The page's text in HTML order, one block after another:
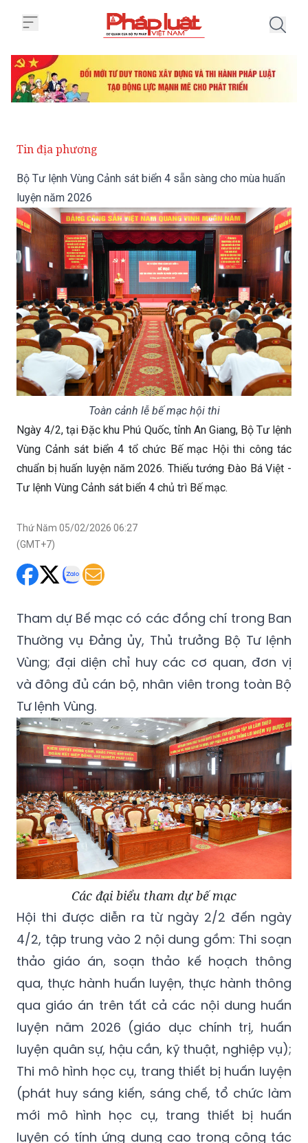
Tin địa phương
Bộ Tư lệnh Vùng Cảnh sát biển 4 sẵn sàng cho mùa huấn
luyện năm 2026
Toàn cảnh lễ bế mạc hội thi
Ngày 4/2, tại Đặc khu Phú Quốc, tỉnh An Giang, Bộ Tư lệnh
Vùng Cảnh sát biển 4 tổ chức Bế mạc Hội thi công tác
chuẩn bị huấn luyện năm 2026. Thiếu tướng Đào Bá Việt -
Tư lệnh Vùng Cảnh sát biển 4 chủ trì Bế mạc.
Thứ Năm 05/02/2026 06:27
(GMT+7)
Tham dự Bế mạc có các đồng chí trong Ban
Thường vụ Đảng ủy, Thủ trưởng Bộ Tư lệnh
Vùng; đại diện chỉ huy các cơ quan, đơn vị
và đông đủ cán bộ, nhân viên trong toàn Bộ
Tư lệnh Vùng.
Các đại biểu tham dự bế mạc
Hội thi được diễn ra từ ngày 2/2 đến ngày
4/2, tập trung vào 2 nội dung gồm: Thi soạn
thảo giáo án, soạn thảo kế hoạch thông
qua, thực hành huấn luyện, thực hành thông
qua giáo án trên tất cả các nội dung huấn
luyện năm 2026 (giáo dục chính trị, huấn
luyện quân sự, hậu cần, kỹ thuật, nghiệp vụ);
Thi mô hình học cụ, trang thiết bị huấn luyện
(phát huy sáng kiến, sáng chế, tổ chức làm
mới mô hình học cụ, trang thiết bị huấn
luyện có tính ứng dụng cao trong công tác